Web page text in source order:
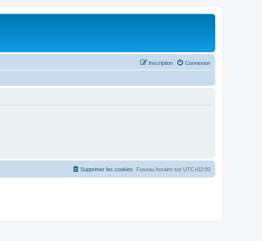
Connexion
Inscription
Fuseau horaire sur UTC+02:00
Supprimer les cookies